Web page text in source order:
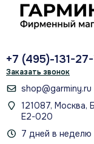
+7 (495)-131-
Заказать звонок
shop@garminy.ru
121087, Москва,
Е2-020
7 дней в неделю